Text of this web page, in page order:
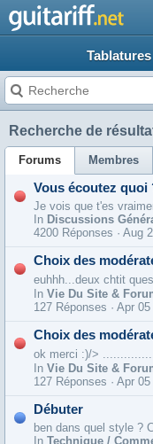
Recherche de
Forums Membres
Vous écoutez quoi
Je vois que t'es vraiment
In Discussions
4200 Réponses · Aug
Choix des
euhhh...deux chtit
In Vie Du Site &
127 Réponses · Apr 05
Choix des
ok merci :)/>
In Vie Du Site &
127 Réponses · Apr 05
Débuter
ben dans quel style ?
In Technique /